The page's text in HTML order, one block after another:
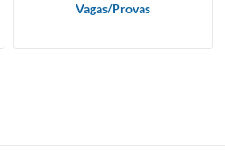
Vagas/Provas